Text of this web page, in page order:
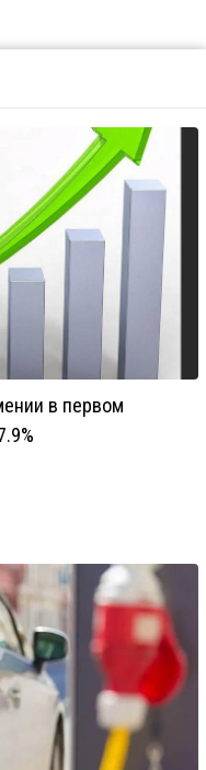
в первом